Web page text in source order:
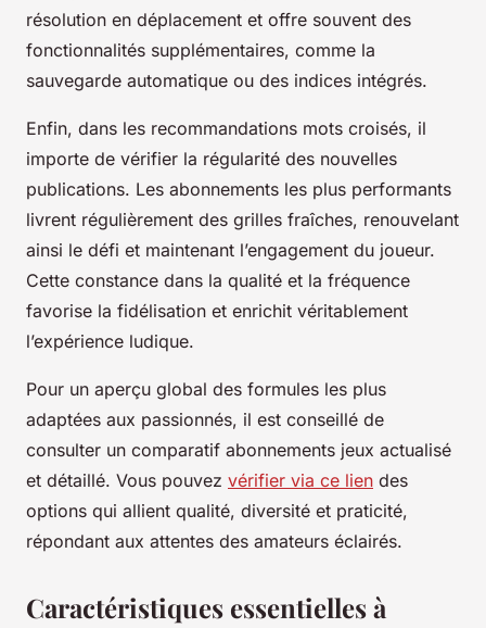
résolution en déplacement et offre souvent des
fonctionnalités supplémentaires, comme la
sauvegarde automatique ou des indices intégrés.
Enfin, dans les recommandations mots croisés, il
importe de vérifier la régularité des nouvelles
publications. Les abonnements les plus performants
livrent régulièrement des grilles fraîches, renouvelant
ainsi le défi et maintenant l’engagement du joueur.
Cette constance dans la qualité et la fréquence
favorise la fidélisation et enrichit véritablement
l’expérience ludique.
Pour un aperçu global des formules les plus
adaptées aux passionnés, il est conseillé de
consulter un comparatif abonnements jeux actualisé
et détaillé. Vous pouvez vérifier via ce lien des
options qui allient qualité, diversité et praticité,
répondant aux attentes des amateurs éclairés.
Caractéristiques essentielles à